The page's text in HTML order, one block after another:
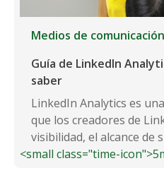
Medios de
Guía de LinkedIn
saber
LinkedIn Analytics es
que los creadores de
visibilidad, el alcance de
<small class="time-